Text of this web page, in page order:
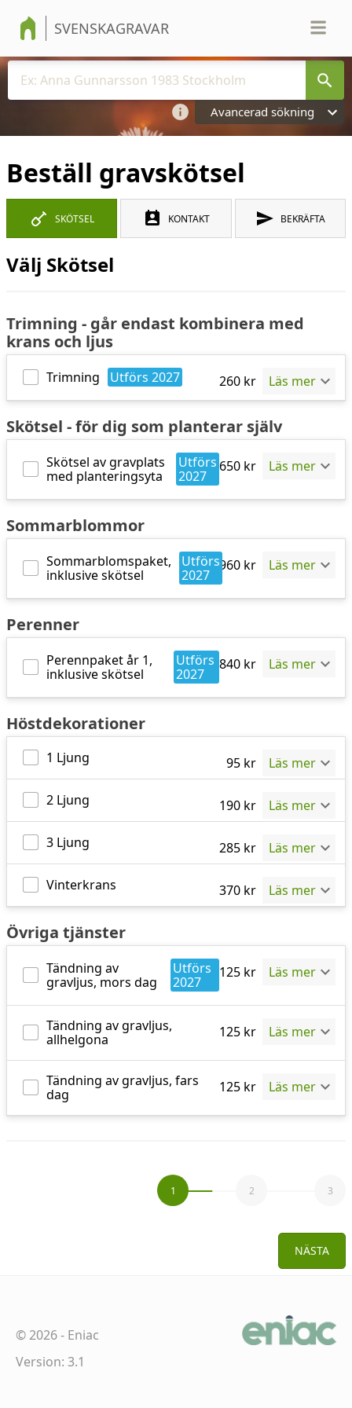
SVENSKAGRAVAR
Avancerad sökning
Beställ gravskötsel
SKÖTSEL KONTAKT BEKRÄFTA
Välj Skötsel
Trimning - går endast kombinera med
krans och ljus
Läs mer
260 kr
Trimning Utförs 2027
Skötsel - för dig som planterar själv
Läs mer
650 kr
Skötsel av gravplats
med planteringsyta
Utförs
2027
Sommarblommor
Läs mer
960 kr
Sommarblomspaket,
inklusive skötsel
Utförs
2027
Perenner
Läs mer
840 kr
Perennpaket år 1,
inklusive skötsel
Utförs
2027
Höstdekorationer
Läs mer
95 kr
1 Ljung
Läs mer
190 kr
2 Ljung
Läs mer
285 kr
3 Ljung
Läs mer
370 kr
Vinterkrans
Övriga tjänster
Läs mer
125 kr
Tändning av
gravljus, mors dag
Utförs
2027
Läs mer
125 kr
Tändning av gravljus,
allhelgona
Läs mer
125 kr
Tändning av gravljus, fars
dag
NÄSTA
1 2 3
©2026- Eniac
Version: 3.1